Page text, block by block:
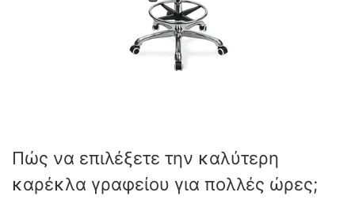
Πώς να επιλέξετε την καλύτερη
καρέκλα γραφείου για πολλές ώρες;